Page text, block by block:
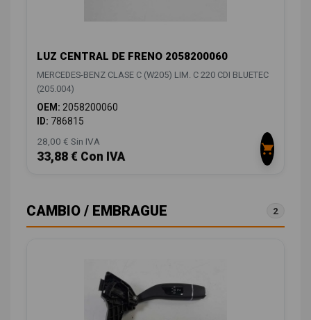
LUZ CENTRAL DE FRENO 2058200060
MERCEDES-BENZ CLASE C (W205) LIM. C 220 CDI BLUETEC
(205.004)
OEM: 2058200060
ID: 786815
28,00 € Sin IVA
33,88 € Con IVA
CAMBIO / EMBRAGUE 2